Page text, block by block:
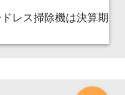
レス掃除機は決算期